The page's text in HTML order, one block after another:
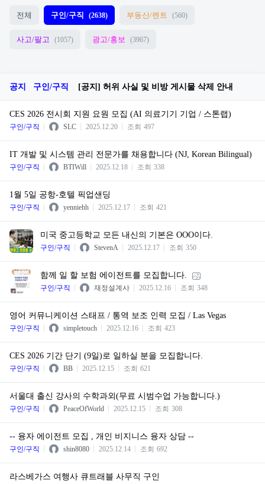
전체 구인/구직 (2638) 부동산/렌트 (560)
사고/팔고 (1057) 광고/홍보 (3967)
공지 구인/구직 [공지] 허위 사실 및 비방 게시물 삭제 안내
CES 2026 전시회 지원 요원 모집 (AI 의료기기 기업 / 스톤랩)
구인/구직 SLC 2025.12.20 조회 497
IT 개발 및 시스템 관리 전문가를 채용합니다 (NJ, Korean Bilingual)
구인/구직 BTIWill 2025.12.18 조회 338
1월 5일 공항-호텔 픽업샌딩
구인/구직 yenniehh 2025.12.17 조회 421
미국 중고등학교 모든 내신의 기본은 OOO이다.
구인/구직 StevenA 2025.12.17 조회 350
함께 일 할 보험 에이전트를 모집합니다.
구인/구직 재정설계사 2025.12.16 조회 348
영어 커뮤니케이션 스태프 / 통역 보조 인력 모집 / Las Vegas
구인/구직 simpletouch 2025.12.16 조회 423
CES 2026 기간 단기 (9일)로 일하실 분을 모집합니다.
구인/구직 BB 2025.12.15 조회 621
서울대 출신 강사의 수학과외(무료 시범수업 가능합니다.)
구인/구직 PeaceOfWorld 2025.12.15 조회 308
-- 융자 에이전트 모집 , 개인 비지니스 융자 상담 --
구인/구직 shin8080 2025.12.14 조회 692
라스베가스 여행사 큐트래블 사무직 구인